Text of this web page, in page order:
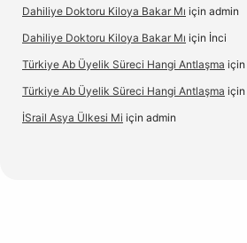
Dahiliye Doktoru Kiloya Bakar Mı için admin
Dahiliye Doktoru Kiloya Bakar Mı için İnci
Türkiye Ab Üyelik Süreci Hangi Antlaşma için
Türkiye Ab Üyelik Süreci Hangi Antlaşma için
İSrail Asya Ülkesi Mi için admin